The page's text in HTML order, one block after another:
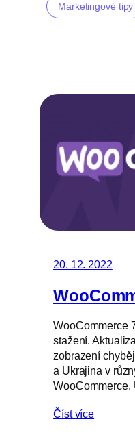
Marketingové tipy
20. 12. 2022
WooCommerce
stažení.
zobrazení
a Ukrajina v
Číst více